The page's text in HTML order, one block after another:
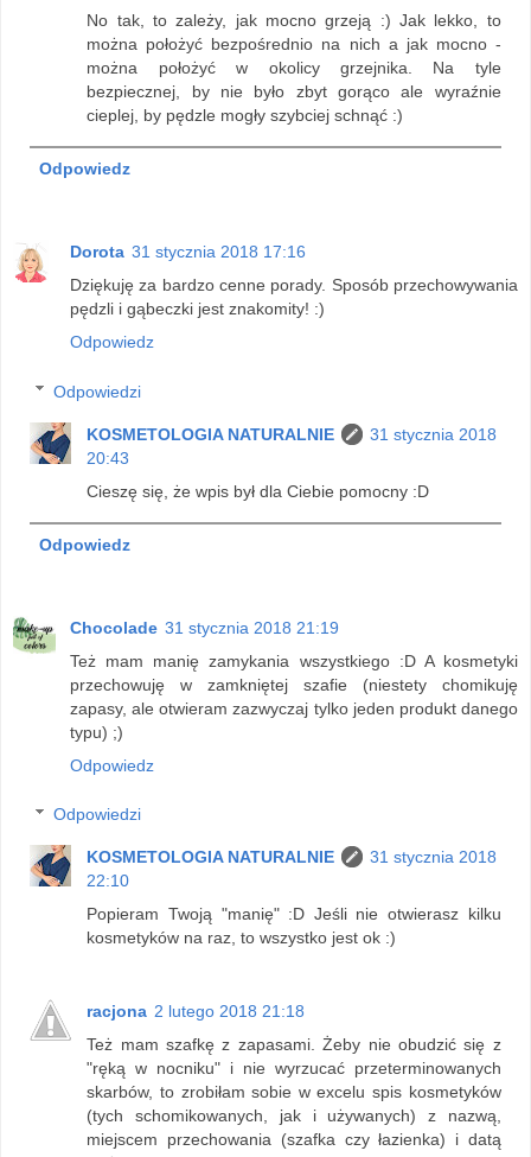
No tak, to zależy, jak mocno grzeją :) Jak lekko, to
można położyć bezpośrednio na nich a jak mocno -
można położyć w okolicy grzejnika. Na tyle
bezpiecznej, by nie było zbyt gorąco ale wyraźnie
cieplej, by pędzle mogły szybciej schnąć :)
Odpowiedz
Dorota 31 stycznia 2018 17:16
Dziękuję za bardzo cenne porady. Sposób przechowywania
pędzli i gąbeczki jest znakomity! :)
Odpowiedz
Odpowiedzi
KOSMETOLOGIA NATURALNIE
31 stycznia 2018
20:43
Cieszę się, że wpis był dla Ciebie pomocny :D
Odpowiedz
Chocolade 31 stycznia 2018 21:19
Też mam manię zamykania wszystkiego :D A kosmetyki
przechowuję w zamkniętej szafie (niestety chomikuję
zapasy, ale otwieram zazwyczaj tylko jeden produkt danego
typu) ;)
Odpowiedz
Odpowiedzi
KOSMETOLOGIA NATURALNIE
31 stycznia 2018
22:10
Popieram Twoją "manię" :D Jeśli nie otwierasz kilku
kosmetyków na raz, to wszystko jest ok :)
racjona 2 lutego 2018 21:18
Też mam szafkę z zapasami. Żeby nie obudzić się z
"ręką w nocniku" i nie wyrzucać przeterminowanych
skarbów, to zrobiłam sobie w excelu spis kosmetyków
(tych schomikowanych, jak i używanych) z nazwą,
miejscem przechowania (szafka czy łazienka) i datą